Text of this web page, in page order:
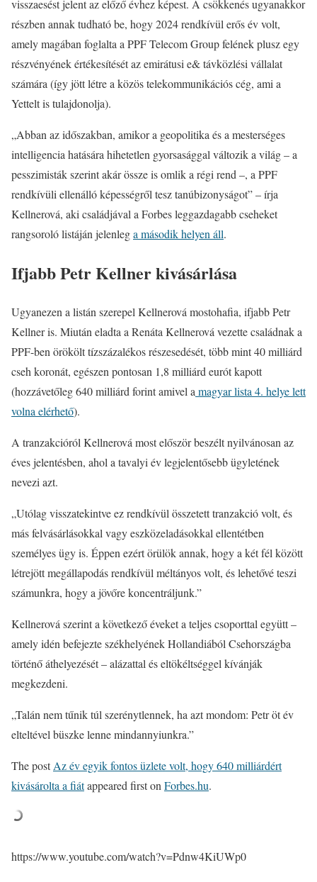
visszaesést jelent az előző évhez képest. A csökkenés ugyanakkor
részben annak tudható be, hogy 2024 rendkívül erős év volt,
amely magában foglalta a PPF Telecom Group felének plusz egy
részvényének értékesítését az emirátusi e& távközlési vállalat
számára (így jött létre a közös telekommunikációs cég, ami a
Yettelt is tulajdonolja).
„Abban az időszakban, amikor a geopolitika és a mesterséges
intelligencia hatására hihetetlen gyorsasággal változik a világ – a
pesszimisták szerint akár össze is omlik a régi rend –, a PPF
rendkívüli ellenálló képességről tesz tanúbizonyságot” – írja
Kellnerová, aki családjával a Forbes leggazdagabb cseheket
rangsoroló listáján jelenlega második helyen áll.
Ifjabb Petr Kellner kivásárlása
Ugyanezen a listán szerepel Kellnerová mostohafia, ifjabb Petr
Kellner is. Miután eladta a Renáta Kellnerová vezette családnak a
PPF-ben örökölt tízszázalékos részesedését, több mint 40 milliárd
cseh koronát, egészen pontosan 1,8 milliárd eurót kapott
(hozzávetőleg 640 milliárd forint amivel a magyar lista 4. helye lett
volna elérhető).
A tranzakcióról Kellnerová most először beszélt nyilvánosan az
éves jelentésben, ahol a tavalyi év legjelentősebb ügyletének
nevezi azt.
„Utólag visszatekintve ez rendkívül összetett tranzakció volt, és
más felvásárlásokkal vagy eszközeladásokkal ellentétben
személyes ügy is. Éppen ezért örülök annak, hogy a két fél között
létrejött megállapodás rendkívül méltányos volt, és lehetővé teszi
számunkra, hogy a jövőre koncentráljunk.”
Kellnerová szerint a következő éveket a teljes csoporttal együtt –
amely idén befejezte székhelyének Hollandiából Csehországba
történő áthelyezését – alázattal és eltökéltséggel kívánják
megkezdeni.
„Talán nem tűnik túl szerénytlennek, ha azt mondom: Petr öt év
elteltével büszke lenne mindannyiunkra.”
The postAz év egyik fontos üzlete volt, hogy 640 milliárdért
kivásárolta a fiátappeared first on Forbes.hu.
https://www.youtube.com/watch?v=Pdnw4KiUWp0